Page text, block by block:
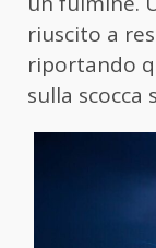
riuscito a
riportando
sulla scocca